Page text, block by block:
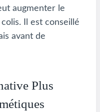
augmenter le
Il est conseillé
avant de
Plus